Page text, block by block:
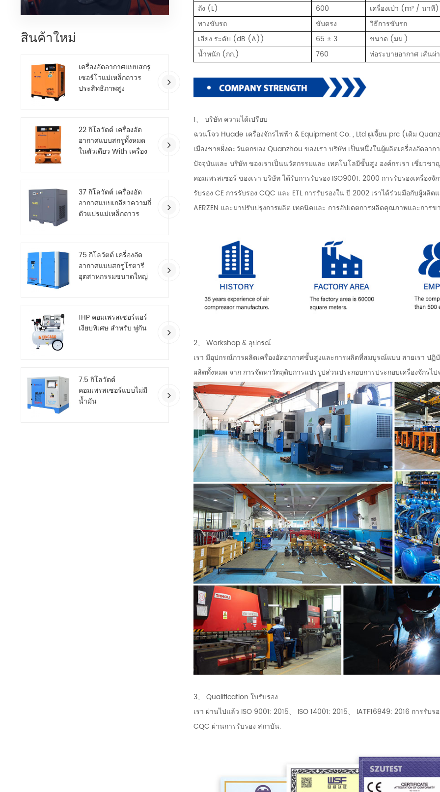
สินค้าใหม่
เครื่องอัดอากาศแบบสกรู
เซอร์โวแม่เหล็กถาวร
ประสิทธิภาพสูง
22 กิโลวัตต์ เครื่องอัด
อากาศแบบสกรูทั้งหมด
ในตัวเดียว With เครื่อง
37 กิโลวัตต์ เครื่องอัด
อากาศแบบเกลียวความถี่
ตัวแปรแม่เหล็กถาวร
75 กิโลวัตต์ เครื่องอัด
อากาศแบบสกรูโรตารี
อุตสาหกรรมขนาดใหญ่
1HP คอมเพรสเซอร์แอร์
เงียบพิเศษ สำหรับ พู่กัน
7.5 กิโลวัตต์
คอมเพรสเซอร์แบบไม่มี
น้ำมัน
ถัง (L)
600 เครื่องเป่า (m³ / นาที)
ทางขับรถ
ขับตรง วิธีการขับรถ
เสียง ระดับ (dB (A))
65 ± 3 ขนาด (มม.)
น้ำหนัก (กก.)
760 ท่อระบายอากาศ เส้น
1、 บริษัท ความได้เปรียบ
ฉวนโจว Huade เครื่องจักรไฟฟ้า & Equipment Co. , Ltd ฝูเจี้ยน prc (เดิม
เมืองชายฝั่งตะวันตกของ Quanzhou ของเรา บริษัท เป็นหนึ่งในผู้ผลิตเครื่องอัด
ปัจจุบันและ บริษัท ของเราเป็นนวัตกรรมและ เทคโนโลยีขั้นสูง องค์กรเรา เชี่ยว
คอมเพรสเซอร์ ของเรา บริษัท ได้รับการรับรอง ISO9001: 2000 การรับรองเครื่อ
รับรอง CE การรับรอง CQC และ ETL การรับรองใน ปี 2002 เราได้ร่วมมือกับผู้ผลิ
AERZEN และมาปรับปรุงการผลิต เทคนิคและ การอัปเดตการผลิตคุณภาพและการ
2、 Workshop & อุปกรณ์
เรา มีอุปกรณ์การผลิตเครื่องอัดอากาศขั้นสูงและการผลิตที่สมบูรณ์แบบ สายเรา
ผลิตทั้งหมด จาก การจัดหาวัตถุดิบการแปรรูปส่วนประกอบการประกอบเครื่องจักรไ
3、 Qualification ใบรับรอง
เรา ผ่านไปแล้ว ISO 9001: 2015、 ISO 14001: 2015、 IATF16949: 2016 การรั
CQC ผ่านการรับรอง สถาบัน.